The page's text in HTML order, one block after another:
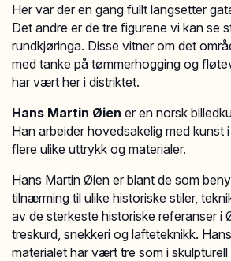
Her var der en gang fullt langsetter
Det andre er de tre figurene vi kan se
rundkjøringa. Disse vitner om det
med tanke på tømmerhogging og
har vært her i distriktet.
Hans Martin Øien er en norsk
Han arbeider hovedsakelig med kunst
flere ulike uttrykk og materialer.
Hans Martin Øien er blant de som
tilnærming til ulike historiske stiler,
av de sterkeste historiske referanser i
treskurd, snekkeri og lafteteknikk.
materialet har vært tre som i